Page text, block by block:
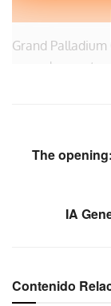
Grand
acreedor a este
para meetings
excelencia en
The
IA
Contenido